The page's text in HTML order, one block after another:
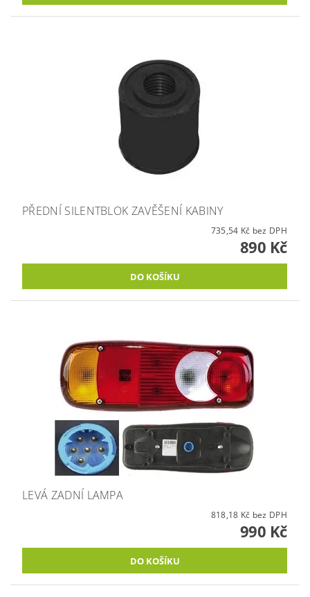
PŘEDNÍ SILENTBLOK ZAVĚŠENÍ KABINY
735,54 Kč bez DPH
890 Kč
LEVÁ ZADNÍ LAMPA
818,18 Kč bez DPH
990 Kč